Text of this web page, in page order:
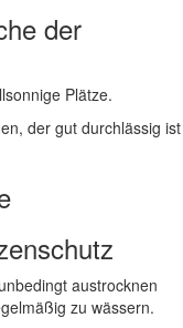
der
Plätze.
der gut durchlässig ist
austrocknen
zu wässern.